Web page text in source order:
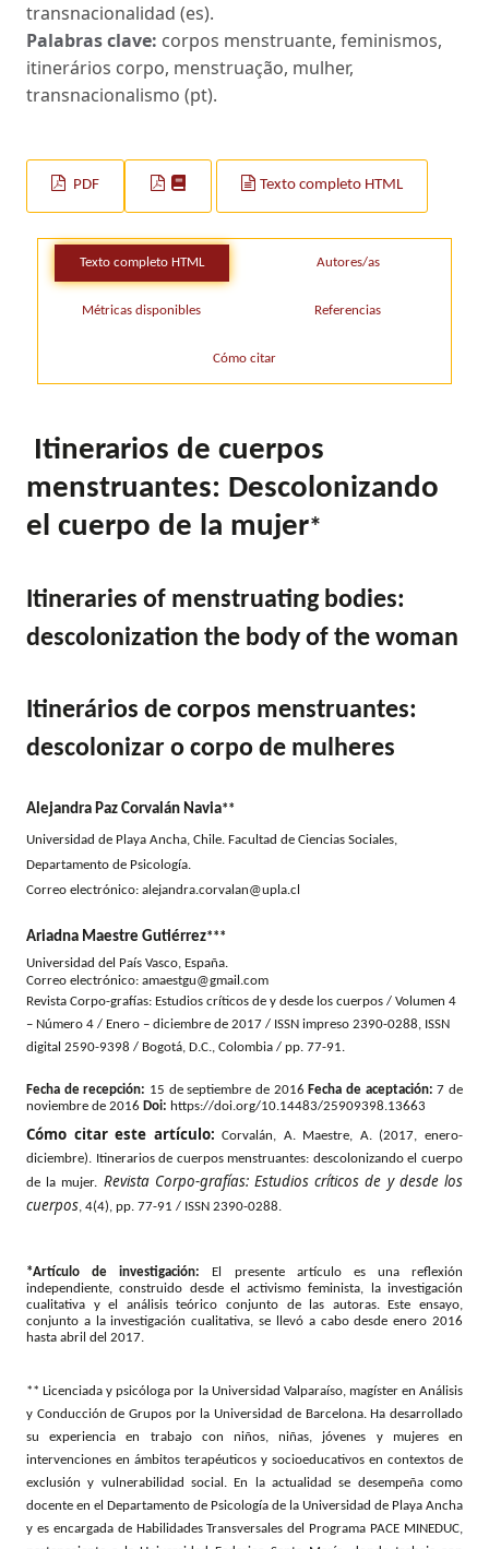
transnacionalidad (es).
Palabras clave: corpos menstruante, feminismos,
itinerários corpo, menstruação, mulher,
transnacionalismo (pt).
PDF Texto completo HTML
Texto completo HTML Autores/as
Métricas disponibles Referencias
Cómo citar
Itinerarios de cuerpos
menstruantes: Descolonizando
el cuerpo de la mujer*
Itineraries of menstruating bodies:
descolonization the body of the woman
Itinerários de corpos menstruantes:
descolonizar o corpo de mulheres
Alejandra Paz Corvalán Navia**
Universidad de Playa Ancha, Chile. Facultad de Ciencias Sociales,
Departamento de Psicología.
Correo electrónico: alejandra.corvalan@upla.cl
Ariadna Maestre Gutiérrez***
Universidad del País Vasco, España.
Correo electrónico: amaestgu@gmail.com
Revista Corpo-grafías: Estudios críticos de y desde los cuerpos / Volumen 4
– Número 4 / Enero – diciembre de 2017 / ISSN impreso 2390-0288, ISSN
digital 2590-9398 / Bogotá, D.C., Colombia / pp. 77-91.
Fecha de recepción: 15 de septiembre de 2016 Fecha de aceptación:7 de
noviembre de 2016 Doi: https://doi.org/10.14483/25909398.13663
Cómo citar este artículo:Corvalán, A. Maestre, A. (2017, enero-
diciembre). Itinerarios de cuerpos menstruantes: descolonizando el cuerpo
de la mujer. Revista Corpo-grafías: Estudios críticos de y desde los
cuerpos, 4(4), pp. 77-91 / ISSN 2390-0288.
*Artículo de investigación: El presente artículo es una reflexión
independiente, construido desde el activismo feminista, la investigación
cualitativa y el análisis teórico conjunto de las autoras. Este ensayo,
conjunto a la investigación cualitativa, se llevó a cabo desde enero 2016
hasta abril del 2017.
** Licenciada y psicóloga por la Universidad Valparaíso, magíster en Análisis
y Conducción de Grupos por la Universidad de Barcelona. Ha desarrollado
su experiencia en trabajo con niños, niñas, jóvenes y mujeres en
intervenciones en ámbitos terapéuticos y socioeducativos en contextos de
exclusión y vulnerabilidad social. En la actualidad se desempeña como
docente en el Departamento de Psicología de la Universidad de Playa Ancha
y es encargada de Habilidades Transversales del Programa PACE MINEDUC,